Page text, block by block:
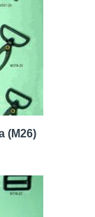
(M26)